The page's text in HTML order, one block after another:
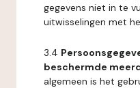
gegevens niet in te
uitwisselingen met
3.4
beschermde
algemeen is het